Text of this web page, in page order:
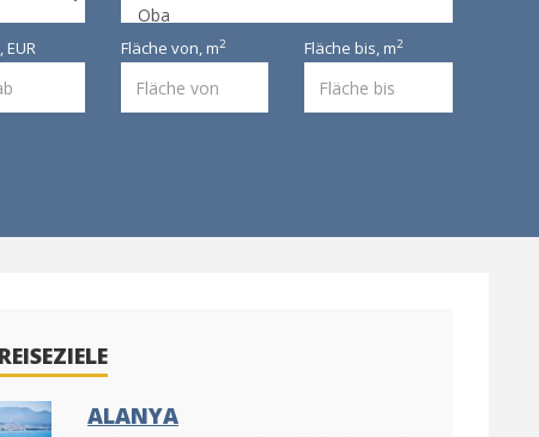
EUR Fläche von,m2 Fläche bis,m2
ALANYA